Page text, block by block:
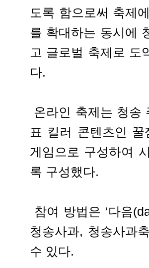
도록 함으로써 축제
를 확대하는 동시에
고 글로벌 축제로 도
다.
온라인 축제는 청송
표 킬러 콘텐츠인 꿀
게임으로 구성하여
록 구성했다.
참여 방법은 ‘다음
청송사과, 청송사과
수 있다.